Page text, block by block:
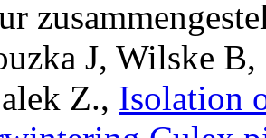
J, Wilske
Z., Isolation